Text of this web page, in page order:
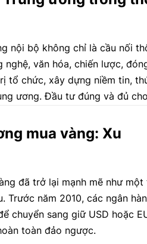
nội bộ không chỉ là cầu nối
văn hóa, chiến lược,
tổ chức, xây dựng niềm tin,
ương. Đầu tư đúng và đủ cho
tương lai.
mua vàng: Xu
đã trở lại mạnh mẽ như một
Trước năm 2010, các ngân
chuyển sang giữ USD hoặc
toàn đảo ngược.